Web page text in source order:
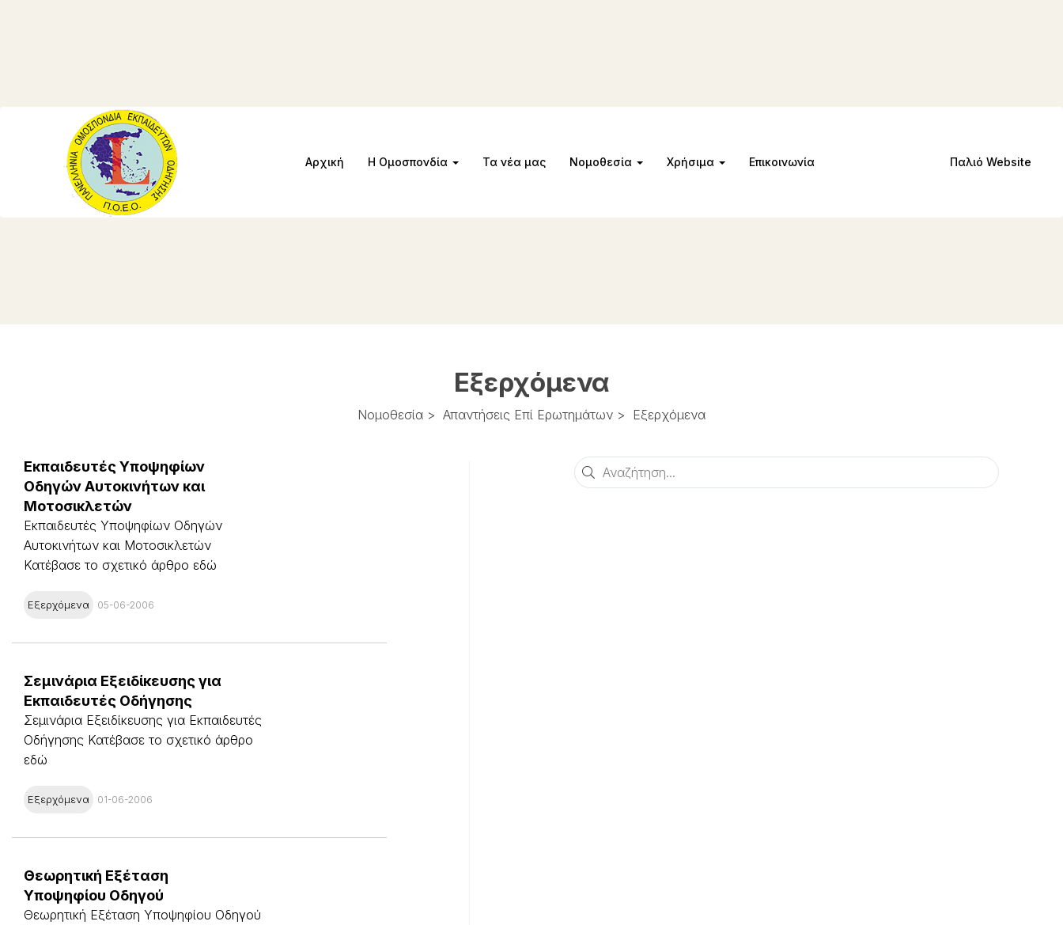
Αρχική Η Ομοσπονδία Τα νέα μας Νομοθεσία Χρήσιμα Επικοινωνία Παλιό Website
Εξερχόμενα
Νομοθεσία > Απαντήσεις Επί Ερωτημάτων > Εξερχόμενα
Αναζήτηση
Εκπαιδευτές Υποψηφίων
Οδηγών Αυτοκινήτων και
Μοτοσικλετών
Εκπαιδευτές Υποψηφίων Οδηγών
Αυτοκινήτων και Μοτοσικλετών
Κατέβασε το σχετικό άρθρο εδώ
Εξερχόμενα 05-06-2006
Σεμινάρια Εξειδίκευσης για
Εκπαιδευτές Οδήγησης
Σεμινάρια Εξειδίκευσης για Εκπαιδευτές
Οδήγησης Κατέβασε το σχετικό άρθρο
εδώ
Εξερχόμενα 01-06-2006
Θεωρητική Εξέταση
Υποψηφίου Οδηγού
Θεωρητική Εξέταση Υποψηφίου Οδηγού